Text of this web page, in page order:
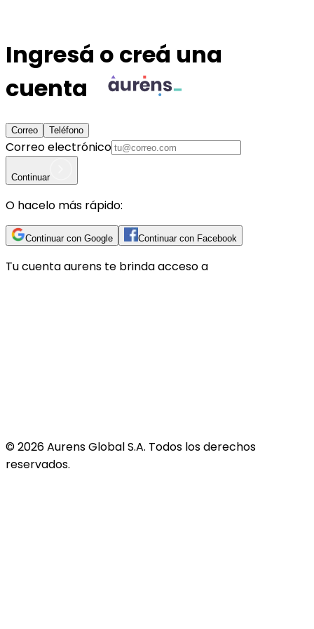
Ingresá o creá una
cuenta
Correo Teléfono
Correo electrónico
Continuar
O hacelo más rápido:
Continuar con Google Continuar con Facebook
Tu cuentaaurens te brinda acceso a
©2026Aurens Global S.A. Todos los derechos
reservados.